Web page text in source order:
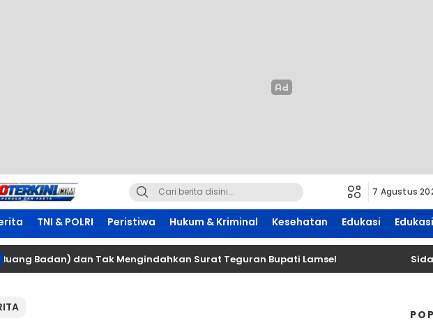
dan Fakta
7 Agustus
TNI & POLRI Peristiwa Hukum & Kriminal Kesehatan Edukasi Edukasi
dan Tak Mengindahkan Surat Teguran Bupati Lamsel Sidang